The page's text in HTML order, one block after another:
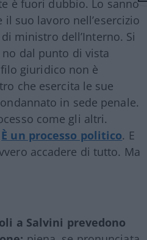
è fuori dubbio. Lo sanno
il suo lavoro nell’esercizio
ministro dell’Interno. Si
no dal punto di vista
giuridico non è
che esercita le sue
in sede penale.
come gli altri.
È un processo politico. E
accadere di tutto. Ma
a Salvini prevedono